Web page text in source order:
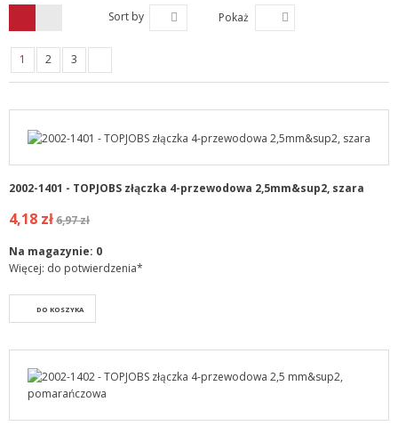
Sort by Pokaż
1 2 3
2002-1401 - TOPJOBS złączka 4-przewodowa 2,5mm&sup2, szara
4,18 zł6,97 zł
Na magazynie: 0
Więcej: do potwierdzenia*
DO KOSZYKA